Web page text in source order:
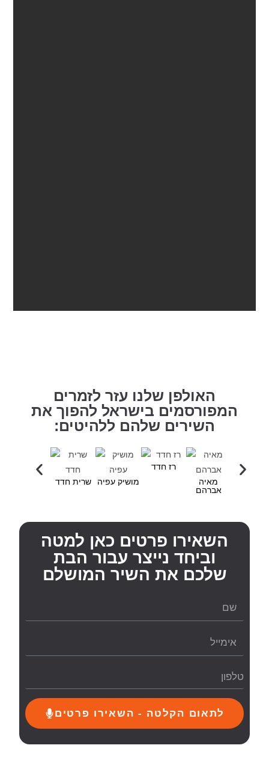
האולפן שלנו עזר לזמרים
המפורסמים בישראל להפוך את
השירים שלהם ללהיטים:
שרית חדד מושיק עפיה
רז חדד
מאיה
אברהם
השאירו פרטים כאן למטה
וביחד נייצר עבור הבת
שלכם את השיר המושלם
לתאום הקלטה - השאירו פרטים